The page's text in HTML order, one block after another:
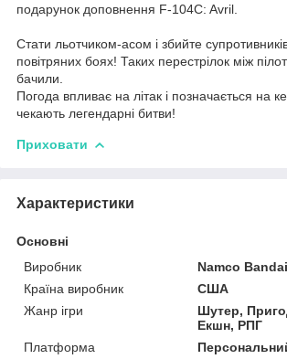
подарунок доповнення F-104C: Avril.
Стати льотчиком-асом і збийте
повітряних боях! Таких перестрілок між
бачили.
Погода впливає на літак і позначається на
чекають легендарні битви!
Приховати
Характеристики
Основні
Виробник
Namco
Країна виробник
США
Жанр ігри
Шутер,
Екшн, РПГ
Платформа